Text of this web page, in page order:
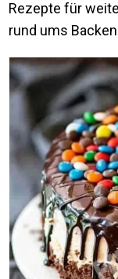
Rezepte für
rund ums